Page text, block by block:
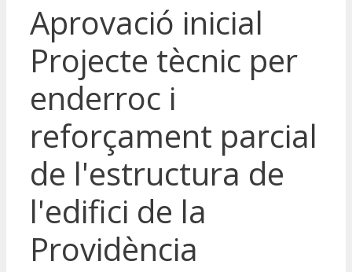
Aprovació inicial
Projecte tècnic per
enderroc i
reforçament parcial
de l'estructura de
l'edifici de la
Providència